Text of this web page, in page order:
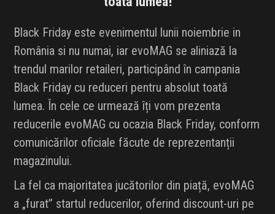
Black Friday este evenimentul lunii noiembrie in
România si nu numai, iar evoMAG se aliniază la
trendul marilor retaileri, participând în campania
Black Friday cu reduceri pentru absolut toată
lumea. În cele ce urmează îți vom prezenta
reducerile evoMAG cu ocazia Black Friday, conform
comunicărilor oficiale făcute de reprezentanții
magazinului.
La fel ca majoritatea jucătorilor din piață, evoMAG
a „furat” startul reducerilor, oferind discount-uri pe